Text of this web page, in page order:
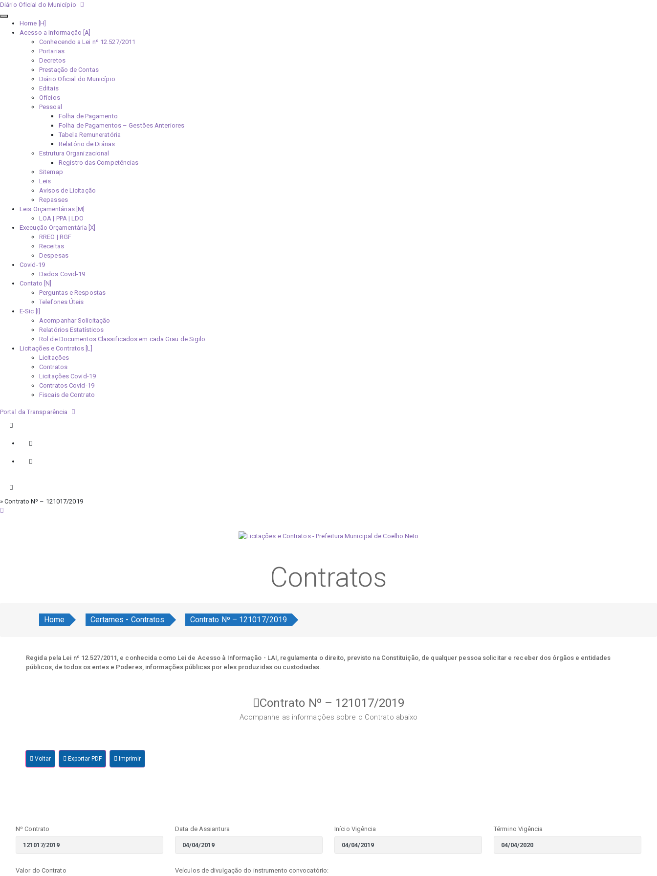
Diário Oficial do Município
Home [H]
Acesso a Informação [A]
Conhecendo a Lei nº 12.527/2011
Portarias
Decretos
Prestação de Contas
Diário Oficial do Município
Editais
Ofícios
Pessoal
Folha de Pagamento
Folha de Pagamentos – Gestões Anteriores
Tabela Remuneratória
Relatório de Diárias
Estrutura Organizacional
Registro das Competências
Sitemap
Leis
Avisos de Licitação
Repasses
Leis Orçamentárias [M]
LOA | PPA | LDO
Execução Orçamentária [X]
RREO | RGF
Receitas
Despesas
Covid-19
Dados Covid-19
Contato [N]
Perguntas e Respostas
Telefones Úteis
E-Sic [I]
Acompanhar Solicitação
Relatórios Estatísticos
Rol de Documentos Classificados em cada Grau de Sigilo
Licitações e Contratos [L]
Licitações
Contratos
Licitações Covid-19
Contratos Covid-19
Fiscais de Contrato
Portal da Transparência
» Contrato Nº – 121017/2019
Contratos
Home Certames - Contratos Contrato Nº – 121017/2019
Regida pela Lei nº 12.527/2011, e conhecida como Lei de Acesso à Informação - LAI, regulamenta o direito, previsto na Constituição, de qualquer pessoa solicitar e receber dos órgãos e entidades
públicos, de todos os entes e Poderes, informações públicas por eles produzidas ou custodiadas.
Contrato Nº – 121017/2019
Acompanhe as informações sobre o Contrato abaixo
Voltar Exportar PDF Imprimir
Nº Contrato Data de Assiantura Início Vigência Término Vigência
Valor do Contrato Veículos de divulgação do instrumento convocatório: